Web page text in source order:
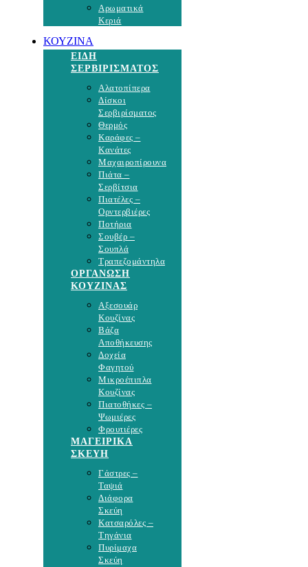
Αρωματικά
Κεριά
ΚΟΥΖΙΝΑ
ΕΙΔΗ
ΣΕΡΒΙΡΙΣΜΑΤΟΣ
Αλατοπίπερα
Δίσκοι
Σερβιρίσματος
Θερμός
Καράφες –
Κανάτες
Μαχαιροπίρουνα
Πιάτα –
Σερβίτσια
Πιατέλες –
Ορντερβιέρες
Ποτήρια
Σουβέρ –
Σουπλά
Τραπεζομάντηλα
ΟΡΓΑΝΩΣΗ
ΚΟΥΖΙΝΑΣ
Αξεσουάρ
Κουζίνας
Βάζα
Αποθήκευσης
Δοχεία
Φαγητού
Μικροέπιπλα
Κουζίνας
Πιατοθήκες –
Ψωμιέρες
Φρουτιέρες
ΜΑΓΕΙΡΙΚΑ
ΣΚΕΥΗ
Γάστρες –
Ταψιά
Διάφορα
Σκεύη
Κατσαρόλες –
Τηγάνια
Πυρίμαχα
Σκεύη